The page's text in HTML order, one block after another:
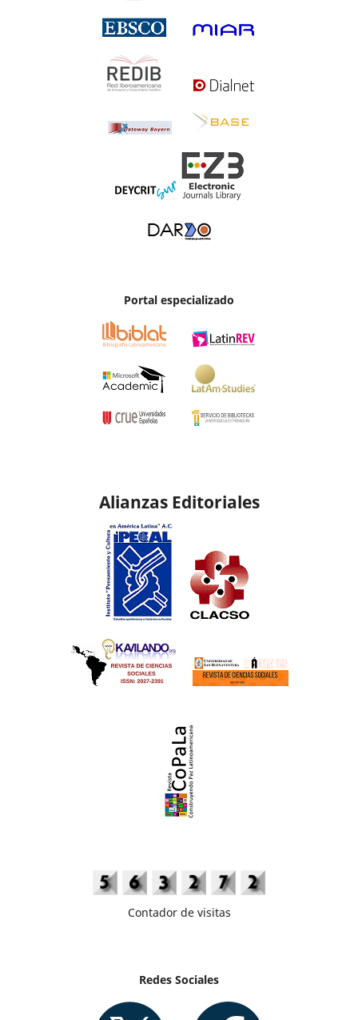
Portal especializado
Alianzas Editoriales
Contador de visitas
Redes Sociales